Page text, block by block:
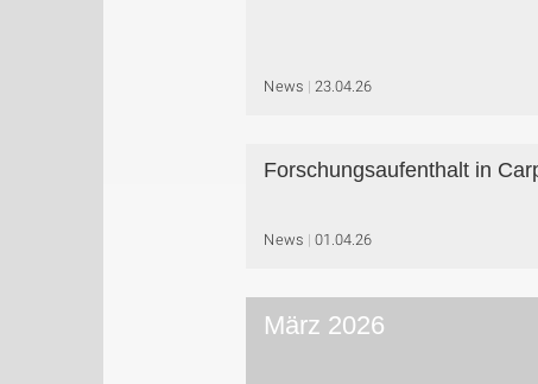
News 23.04.26
Forschungsaufenthalt in
News 01.04.26
März 2026